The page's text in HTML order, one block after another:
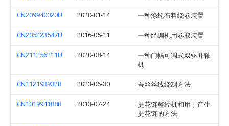
CN209940020U 2020-01-14 一种涤纶布料绕卷装置
CN205223547U 2016-05-11 一种经编机用卷取装置
CN211256211U 2020-08-14
一种门幅可调式双驱并轴
机
CN112193932B 2023-06-30 蚕丝丝线绕制方法
CN101994188B 2013-07-24
提花链整经机和用于产生
提花链的方法